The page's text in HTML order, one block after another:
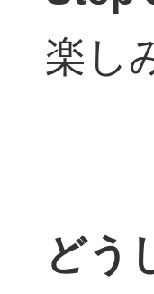
楽し
どう